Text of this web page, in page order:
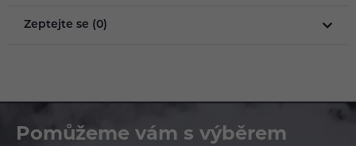
Zeptejte se (0)
Pomůžeme vám s výběrem